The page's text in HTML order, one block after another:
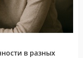
в разных